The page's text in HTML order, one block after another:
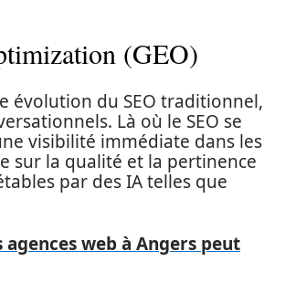
(GEO)
évolution du SEO traditionnel,
Là où le SEO se
visibilité immédiate dans les
sur la qualité et la pertinence
par des IA telles que
web à Angers peut